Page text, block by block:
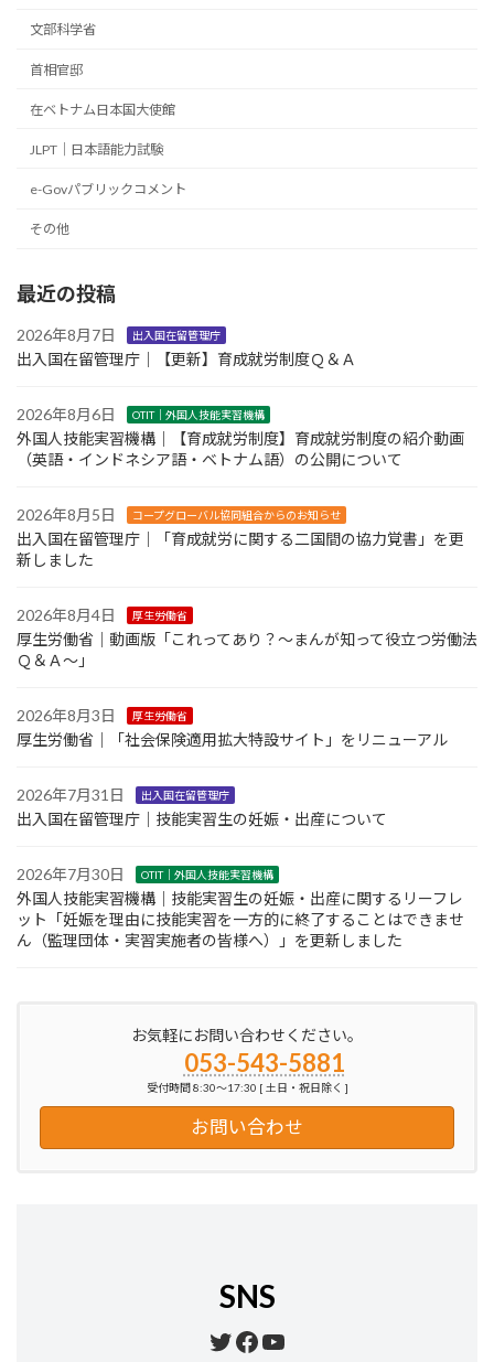
文部科学省
首相官邸
在ベトナム日本国大使館
JLPT｜日本語能力試験
e-Govパブリックコメント
その他
最近の投稿
2026年8月7日 出入国在留管理庁
出入国在留管理庁｜【更新】育成就労制度Ｑ＆Ａ
2026年8月6日 OTIT｜外国人技能実習機構
外国人技能実習機構｜【育成就労制度】育成就労制度の紹介動画
（英語・インドネシア語・ベトナム語）の公開について
2026年8月5日 コープグローバル協同組合からのお知らせ
出入国在留管理庁｜「育成就労に関する二国間の協力覚書」を更
新しました
2026年8月4日 厚生労働省
厚生労働省｜動画版「これってあり？～まんが知って役立つ労働法
Ｑ＆Ａ～」
2026年8月3日 厚生労働省
厚生労働省｜「社会保険適用拡大特設サイト」をリニューアル
2026年7月31日 出入国在留管理庁
出入国在留管理庁｜技能実習生の妊娠・出産について
2026年7月30日 OTIT｜外国人技能実習機構
外国人技能実習機構｜技能実習生の妊娠・出産に関するリーフレ
ット「妊娠を理由に技能実習を一方的に終了することはできませ
ん（監理団体・実習実施者の皆様へ）」を更新しました
お気軽にお問い合わせください。
053-543-5881
受付時間 8:30～17:30 [ 土日・祝日除く ]
お問い合わせ
SNS
Twitter
Facebook
YouTube